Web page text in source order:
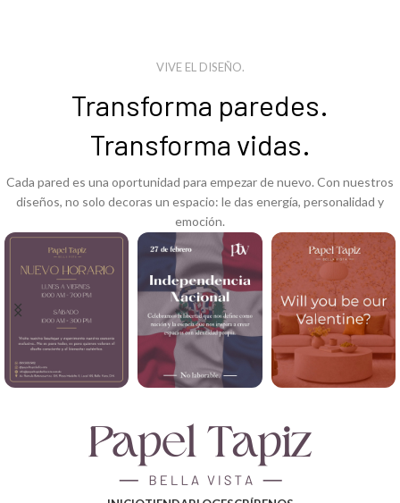
VIVE EL DISEÑO.
Transforma paredes.
Transforma vidas.
Cada pared es una oportunidad para empezar de nuevo. Con nuestros
diseños, no solo decoras un espacio: le das energía, personalidad y
emoción.